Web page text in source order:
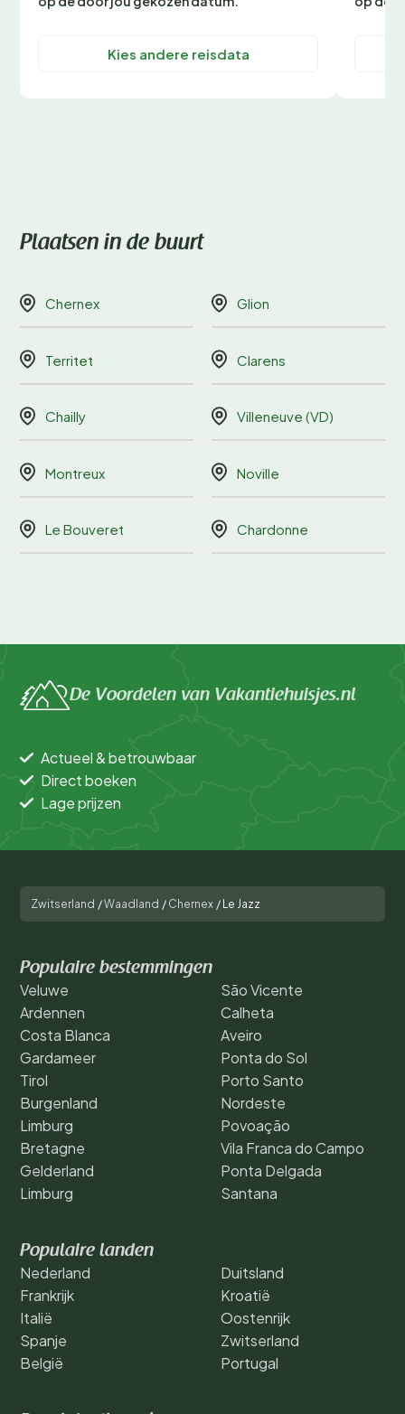
Kies andere reisdata
Plaatsen in de buurt
Chernex Glion
Territet Clarens
Chailly Villeneuve (VD)
Montreux Noville
Le Bouveret Chardonne
De Voordelen van Vakantiehuisjes.nl
Actueel & betrouwbaar
Direct boeken
Lage prijzen
Zwitserland /Waadland / Chernex / Le Jazz
Populaire bestemmingen
Veluwe
Ardennen
Costa Blanca
Gardameer
Tirol
Burgenland
Limburg
Bretagne
Gelderland
Limburg
São Vicente
Calheta
Aveiro
Ponta do Sol
Porto Santo
Nordeste
Povoação
Vila Franca do Campo
Ponta Delgada
Santana
Populaire landen
Nederland
Frankrijk
Italië
Spanje
België
Duitsland
Kroatië
Oostenrijk
Zwitserland
Portugal